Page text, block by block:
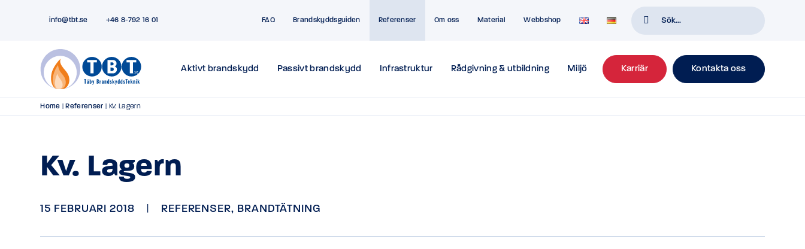
info@tbt.se +46 8-792 16 01 FAQ Brandskyddsguiden Referenser Om oss Material Webbshop
Aktivt brandskydd Passivt brandskydd Infrastruktur Rådgivning & utbildning Miljö Karriär Kontakta oss
Home Referenser Kv. Lagern
Kv. Lagern
15 FEBRUARI 2018 REFERENSER, BRANDTÄTNING